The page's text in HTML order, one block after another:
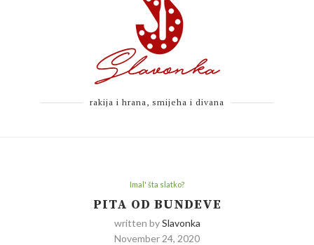
rakija i hrana, smijeha i divana
Imal' šta slatko?
PITA OD BUNDEVE
written bySlavonka
November 24, 2020